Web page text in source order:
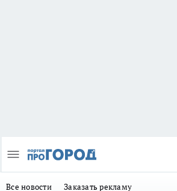
Все новости Заказать рекламу